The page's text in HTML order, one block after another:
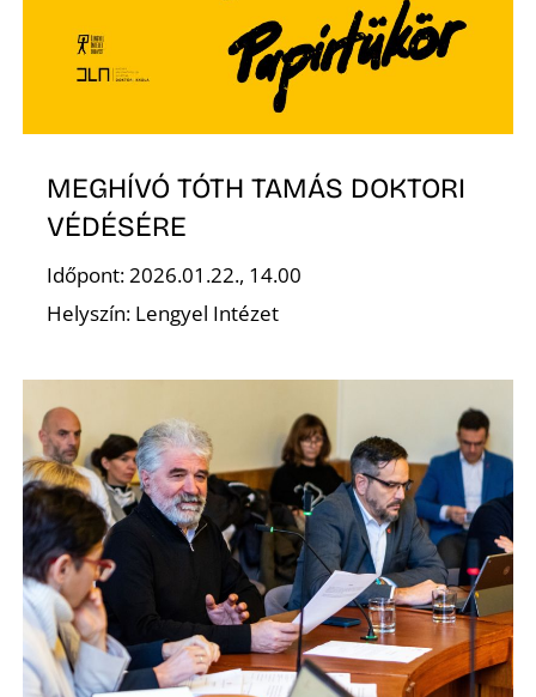
MEGHÍVÓ TÓTH TAMÁS DOKTORI
VÉDÉSÉRE
Időpont: 2026.01.22., 14.00
Helyszín: Lengyel Intézet